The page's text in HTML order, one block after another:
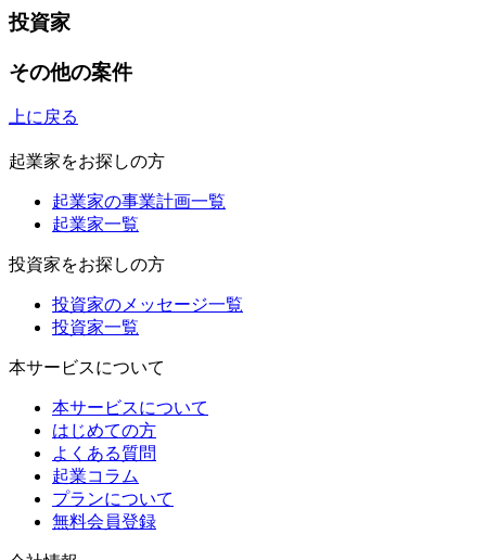
投資家
その他の案件
上に戻る
起業家をお探しの方
起業家の事業計画一覧
起業家一覧
投資家をお探しの方
投資家のメッセージ一覧
投資家一覧
本サービスについて
本サービスについて
はじめての方
よくある質問
起業コラム
プランについて
無料会員登録